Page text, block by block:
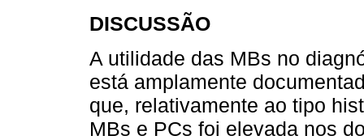
DISCUSSÃO
A utilidade das MBs no
está amplamente
que, relativamente ao tipo
MBs e PCs foi elevada nos